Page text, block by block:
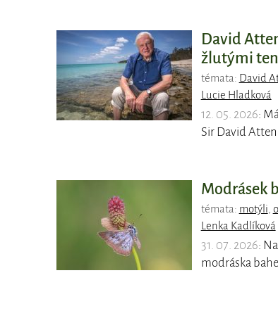
David
žlutými
témata: David
Lucie Hladková
12. 05. 2026:
Sir David
Modrásek
témata: motýli
Lenka Kadlíková
31. 07. 2026:
modráska